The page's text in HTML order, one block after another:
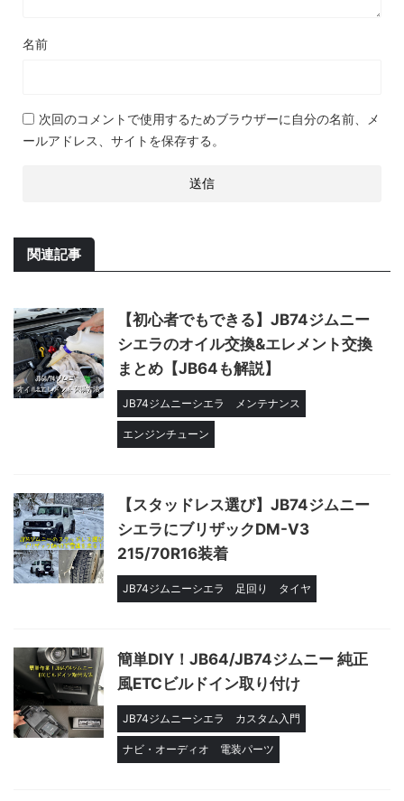
名前
次回のコメントで使用するためブラウザーに自分の名前、メ
ールアドレス、サイトを保存する。
関連記事
【初心者でもできる】JB74ジムニー
シエラのオイル交換&エレメント交換
まとめ【JB64も解説】
JB74ジムニーシエラ メンテナンス
エンジンチューン
【スタッドレス選び】JB74ジムニー
シエラにブリザックDM-V3
215/70R16装着
JB74ジムニーシエラ 足回り タイヤ
簡単DIY！JB64/JB74ジムニー 純正
風ETCビルドイン取り付け
JB74ジムニーシエラ カスタム入門
ナビ・オーディオ 電装パーツ